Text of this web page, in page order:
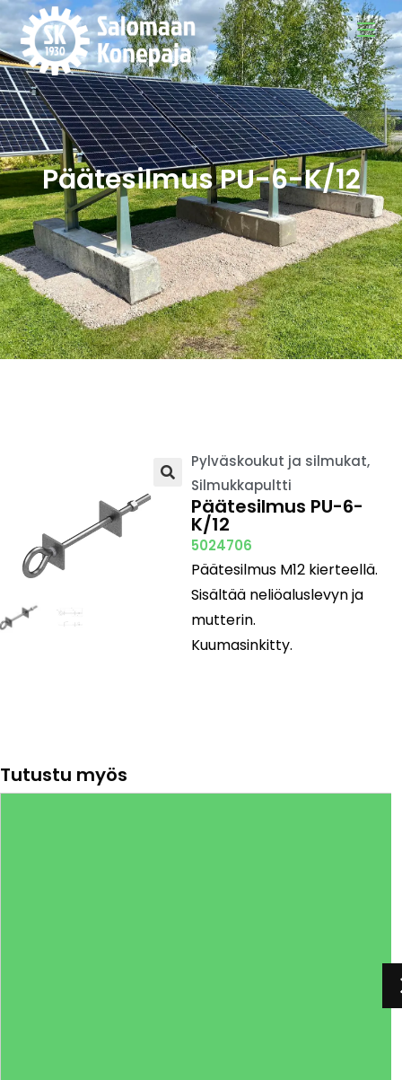
Päätesilmus PU-6-K/12
Pylväskoukut ja silmukat,
Silmukkapultti
Päätesilmus PU-6-
K/12
5024706
Päätesilmus M12 kierteellä.
Sisältää neliöaluslevyn ja
mutterin.
Kuumasinkitty.
Tutustu myös